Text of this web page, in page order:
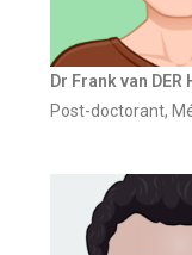
Dr Frank van DER
Post-doctorant,